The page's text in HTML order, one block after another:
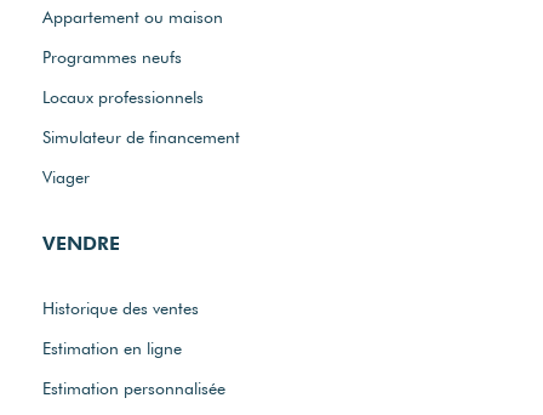
Appartement ou maison
Programmes neufs
Locaux professionnels
Simulateur de financement
Viager
VENDRE
Historique des ventes
Estimation en ligne
Estimation personnalisée